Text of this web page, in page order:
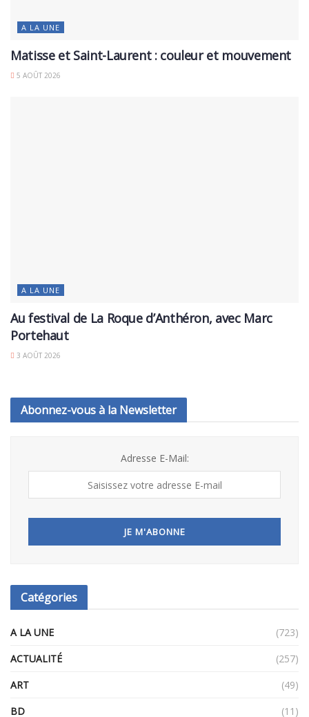
A LA UNE
Matisse et Saint-Laurent : couleur et mouvement
5 AOÛT 2026
A LA UNE
Au festival de La Roque d’Anthéron, avec Marc
Portehaut
3 AOÛT 2026
Abonnez-vous à la Newsletter
Adresse E-Mail:
Catégories
A LA UNE
(723)
ACTUALITÉ
(257)
ART
(49)
BD
(11)